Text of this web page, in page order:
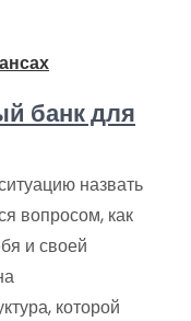
банк для
назвать
вопросом, как
и своей
которой